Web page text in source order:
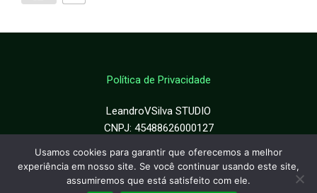
Política de Privacidade
LeandroVSilva STUDIO
CNPJ: 45488626000127
©LeandroVSilva® 2018-2026
Todos os direitos reservados
Usamos cookies para garantir que oferecemos a melhor
experiência em nosso site. Se você continuar usando este site,
assumiremos que está satisfeito com ele.